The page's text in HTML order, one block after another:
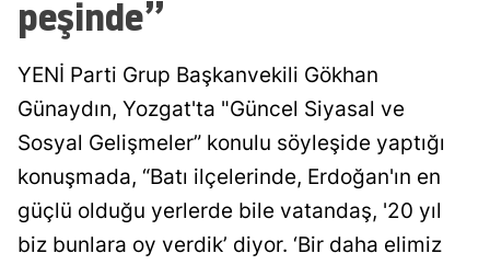
peşinde”
YENİ Parti Grup Başkanvekili Gökhan
Günaydın, Yozgat'ta "Güncel Siyasal ve
Sosyal Gelişmeler” konulu söyleşide yaptığı
konuşmada, “Batı ilçelerinde, Erdoğan'ın en
güçlü olduğu yerlerde bile vatandaş, '20 yıl
biz bunlara oy verdik’ diyor. ‘Bir daha elimiz